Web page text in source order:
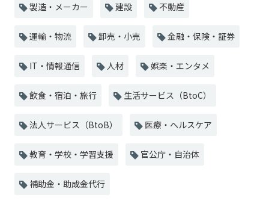
製造・メーカー 建設 不動産
運輸・物流 卸売・小売 金融・保険・証券
IT・情報通信 人材 娯楽・エンタメ
飲食・宿泊・旅行 生活サービス（BtoC）
法人サービス（BtoB） 医療・ヘルスケア
教育・学校・学習支援 官公庁・自治体
補助金・助成金代行